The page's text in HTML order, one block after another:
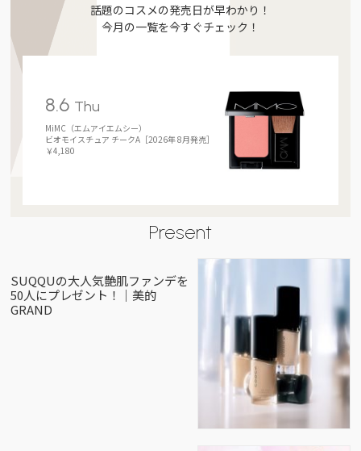
話題のコスメの発売日が早わかり！
今月の一覧を今すぐチェック！
8.6 Thu
MiMC（エムアイエムシー）
ビオモイスチュア チークA［2026年 8月発売］
￥4,180
Present
SUQQUの大人気艶肌ファンデを
50人にプレゼント！｜美的
GRAND